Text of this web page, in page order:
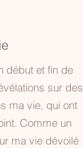
début et fin de
sur des
ma vie, qui ont
Comme un
ma vie dévoilé